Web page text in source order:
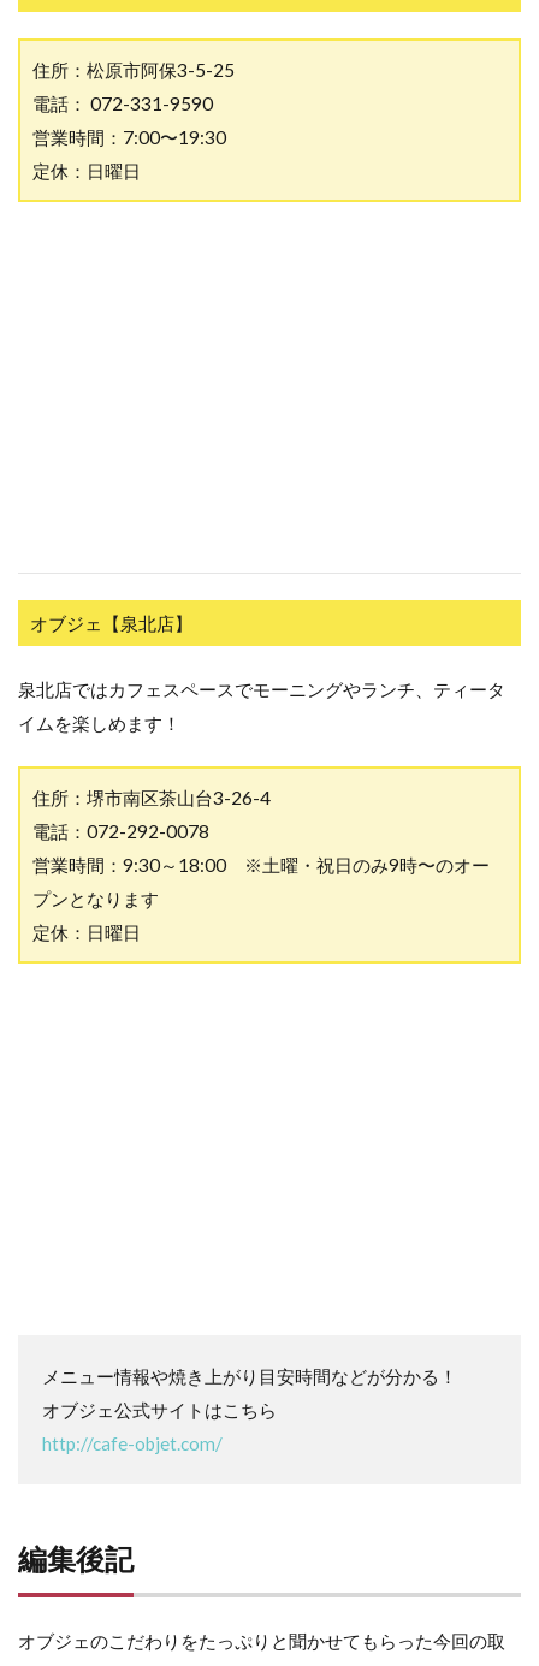
住所：松原市阿保3-5-25
電話： 072-331-9590
営業時間：7:00〜19:30
定休：日曜日
オブジェ【泉北店】
泉北店ではカフェスペースでモーニングやランチ、ティータ
イムを楽しめます！
住所：堺市南区茶山台3-26-4
電話：072-292-0078
営業時間：9:30～18:00 ※土曜・祝日のみ9時〜のオー
プンとなります
定休：日曜日
メニュー情報や焼き上がり目安時間などが分かる！
オブジェ公式サイトはこちら
http://cafe-objet.com/
編集後記
オブジェのこだわりをたっぷりと聞かせてもらった今回の取